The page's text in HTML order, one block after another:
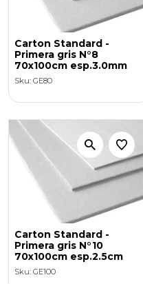
Carton Standard -
Primera gris N°8
70x100cm esp.3.0mm
Sku: GE80
Carton Standard -
Primera gris N°10
70x100cm esp.2.5cm
Sku: GE100